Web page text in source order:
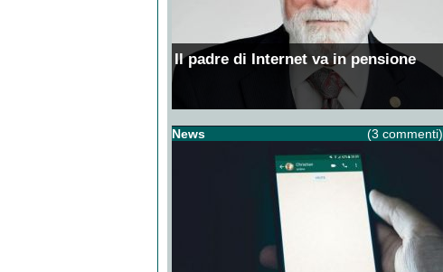
Il padre di Internet va in pensione
News (3 commenti)